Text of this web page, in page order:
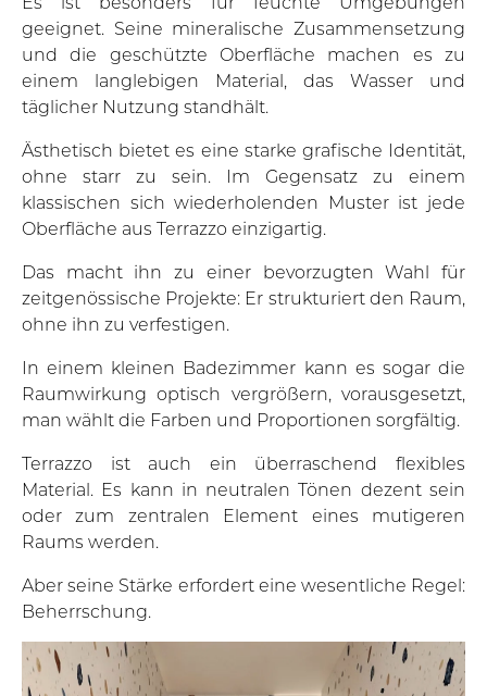
geeignet. Seine mineralische Zusammensetzung
und die geschützte Oberfläche machen es zu
einem langlebigen Material, das Wasser und
täglicher Nutzung standhält.
Ästhetisch bietet es eine starke grafische Identität,
ohne starr zu sein. Im Gegensatz zu einem
klassischen sich wiederholenden Muster ist jede
Oberfläche aus Terrazzo einzigartig.
Das macht ihn zu einer bevorzugten Wahl für
zeitgenössische Projekte: Er strukturiert den Raum,
ohne ihn zu verfestigen.
In einem kleinen Badezimmer kann es sogar die
Raumwirkung optisch vergrößern, vorausgesetzt,
man wählt die Farben und Proportionen sorgfältig.
Terrazzo ist auch ein überraschend flexibles
Material. Es kann in neutralen Tönen dezent sein
oder zum zentralen Element eines mutigeren
Raums werden.
Aber seine Stärke erfordert eine wesentliche Regel:
Beherrschung.